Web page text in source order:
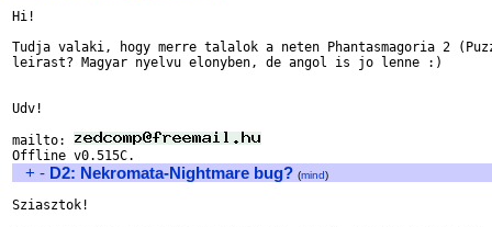
Hi!
Tudja valaki, hogy merre talalok a neten Phantasmagoria 2
leirast? Magyar nyelvu elonyben, de angol is jo lenne :)
Udv!
mailto:
+ - D2: Nekromata-Nightmare bug? (mind)
Sziasztok!